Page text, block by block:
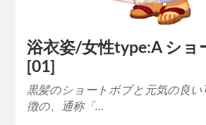
浴衣姿/女性type:A ショ
[01]
黒髪のショートボブと元気の良
徴の、通称「…